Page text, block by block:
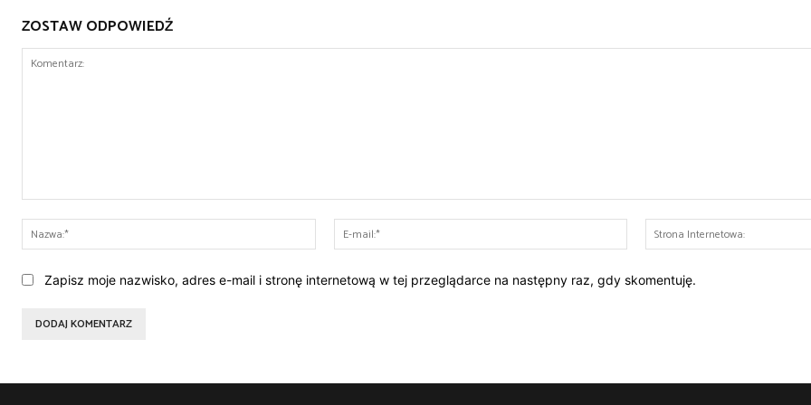
ZOSTAW ODPOWIEDŹ
Nazwa:*
mail:*
Zapisz moje nazwisko, adres e-mail i stronę internetową w tej przeglądarce na następny raz, gdy skomentuję.